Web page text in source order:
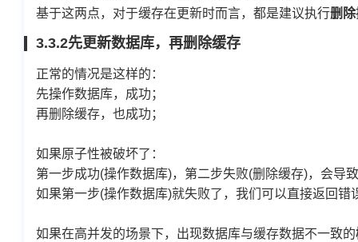
基于这两点，对于缓存在更新时而言，都是建议执行删除
3.3.2先更新数据库，再删除缓存
正常的情况是这样的：
先操作数据库，成功；
再删除缓存，也成功；
如果原子性被破坏了：
第一步成功(操作数据库)，第二步失败(删除缓存)，会导致
如果第一步(操作数据库)就失败了，我们可以直接返回
如果在高并发的场景下，出现数据库与缓存数据不一致的